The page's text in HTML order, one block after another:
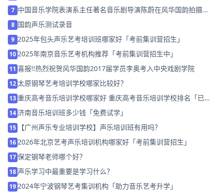
7 中国音乐学院表演系主任著名音乐剧导演陈蔚在风华国韵拍摄宣
传片
8 国韵声乐测试录音
9 2025年包头声乐艺考培训班哪家好「考前集训营招生」
10 2025年南京音乐艺考机构推荐「考前集训营招生中」
11 喜报!!热烈祝贺风华国韵2017届学员李奥考入中央戏剧学院
12太原钢琴艺考培训学校哪家比较好？
13重庆高考音乐培训学校哪家好 重庆高考音乐培训学校排名「已解
决」
14 济南音乐培训班多少钱「免费试学」
15 【广州声乐专业培训学校】声乐培训班有用吗？
16 2026年北京艺考声乐培训机构哪家好「考前集训营招生」
17保定钢琴老师哪个好？
18 声乐学习中最重要是学习什么？
19 2024年宁波钢琴艺考集训机构「助力音乐艺考升学」